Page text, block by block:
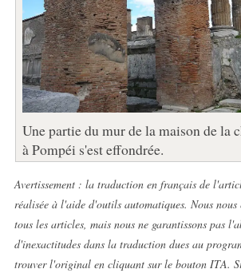
Une partie du mur de la maison de la
à Pompéi s'est effondrée.
Avertissement : la traduction en français de
réalisée à l'aide d'outils automatiques. Nous nous
tous les articles, mais nous ne garantissons pas
d'inexactitudes dans la traduction dues au
trouver l'original en cliquant sur le bouton ITA.